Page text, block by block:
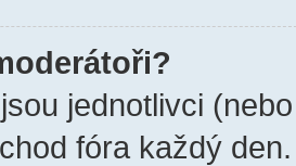
jednotlivci
fóra každý